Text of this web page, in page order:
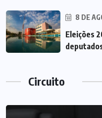
8 DE
Eleições
Circuito